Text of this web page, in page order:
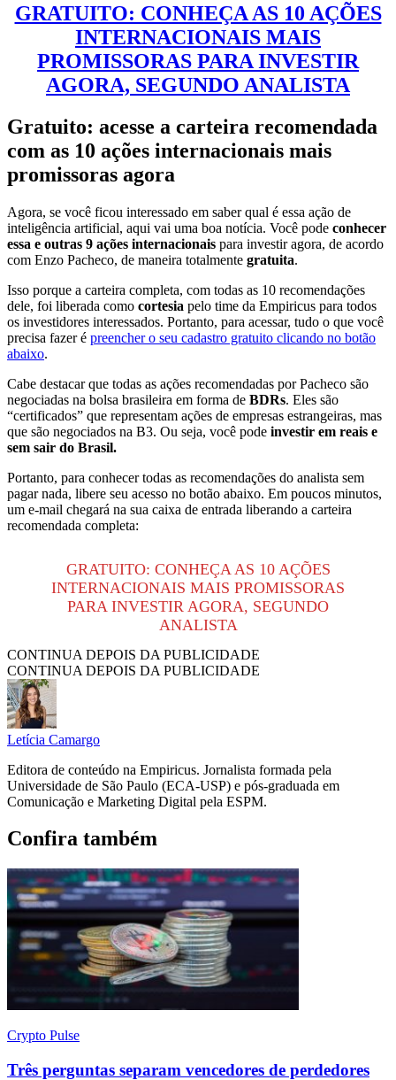
GRATUITO: CONHEÇA AS 10 AÇÕES
INTERNACIONAIS MAIS
PROMISSORAS PARA INVESTIR
AGORA, SEGUNDO ANALISTA
Gratuito: acesse a carteira recomendada
com as 10 ações internacionais mais
promissoras agora
Agora, se você ficou interessado em saber qual é essa ação de
inteligência artificial, aqui vai uma boa notícia. Você pode conhecer
essa e outras 9 ações internacionais para investir agora, de acordo
com Enzo Pacheco, de maneira totalmente gratuita.
Isso porque a carteira completa, com todas as 10 recomendações
dele, foi liberada como cortesia pelo time da Empiricus para todos
os investidores interessados. Portanto, para acessar, tudo o que você
precisa fazer é preencher o seu cadastro gratuito clicando no botão
abaixo.
Cabe destacar que todas as ações recomendadas por Pacheco são
negociadas na bolsa brasileira em forma de BDRs. Eles são
“certificados” que representam ações de empresas estrangeiras, mas
que são negociados na B3. Ou seja, você pode investir em reais e
sem sair do Brasil.
Portanto, para conhecer todas as recomendações do analista sem
pagar nada, libere seu acesso no botão abaixo. Em poucos minutos,
um e-mail chegará na sua caixa de entrada liberando a carteira
recomendada completa:
GRATUITO: CONHEÇA AS 10 AÇÕES
INTERNACIONAIS MAIS PROMISSORAS
PARA INVESTIR AGORA, SEGUNDO
ANALISTA
CONTINUA DEPOIS DA PUBLICIDADE
CONTINUA DEPOIS DA PUBLICIDADE
Letícia Camargo
Editora de conteúdo na Empiricus. Jornalista formada pela
Universidade de São Paulo (ECA-USP) e pós-graduada em
Comunicação e Marketing Digital pela ESPM.
Confira também
Crypto Pulse
Três perguntas separam vencedores de perdedores